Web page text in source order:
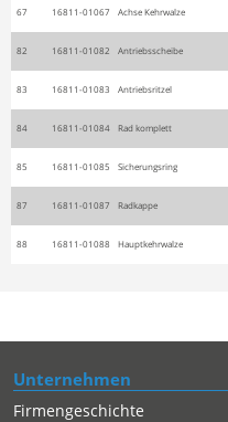
67 16811-01067 Achse Kehrwalze
82 16811-01082 Antriebsscheibe
83 16811-01083 Antriebsritzel
84 16811-01084 Rad komplett
85 16811-01085 Sicherungsring
87 16811-01087 Radkappe
88 16811-01088 Hauptkehrwalze
Unternehmen
Firmengeschichte